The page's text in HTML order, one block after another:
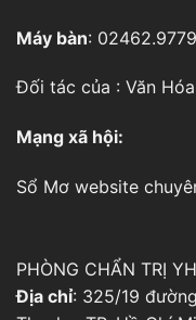
Máy bàn:
Đối tác của : Văn
Mạng xã hội:
Sổ Mơ website
PHÒNG CHẨN TRỊ
Địa chỉ: 325/19